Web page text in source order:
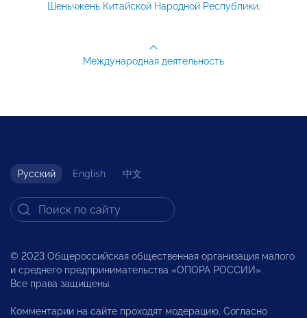
Шеньчжень Китайской Народной Республики.
Международная деятельность
Русский English 中文
© 2023 Общероссийская общественная организация малого
и среднего предпринимательства «ОПОРА РОССИИ».
Все права защищены.
Комментарии на сайте проходят модерацию. Согласно